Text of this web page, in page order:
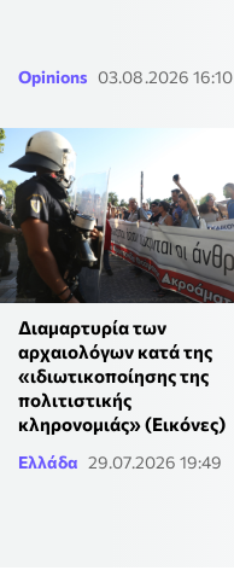
Opinions 03.08.2026 16:10
Διαμαρτυρία των
αρχαιολόγων κατά της
«ιδιωτικοποίησης της
πολιτιστικής
κληρονομιάς» (Εικόνες)
Ελλάδα 29.07.2026 19:49